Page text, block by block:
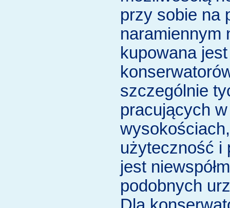
przy sobie na
naramiennym
kupowana
szczególnie
pracujących
użyteczność i
jest
podobnych